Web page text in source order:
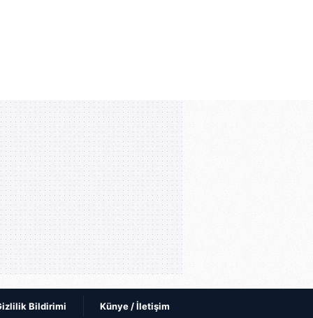
Bildirimi Künye / İletişim